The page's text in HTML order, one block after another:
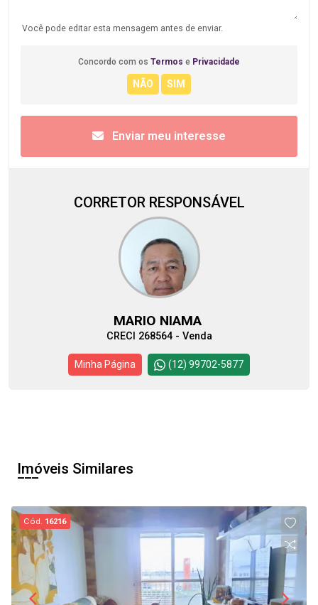
Você pode editar esta mensagem antes de enviar.
Concordo com os Termos e Privacidade
Enviar meu interesse
CORRETOR RESPONSÁVEL
MARIO NIAMA
CRECI 268564 - Venda
Minha Página (12) 99702-5877
Imóveis Similares
Cód. 16216